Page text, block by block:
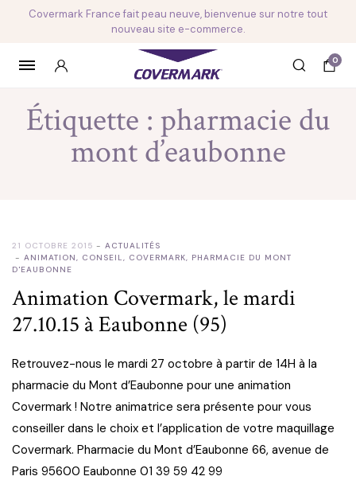
Covermark France fait peau neuve, bienvenue sur notre tout
nouveau site e-commerce.
0
Étiquette : pharmacie du
mont d’eaubonne
21 OCTOBRE 2015
ACTUALITÉS
ANIMATION, CONSEIL, COVERMARK, PHARMACIE DU MONT
D'EAUBONNE
Animation Covermark, le mardi
27.10.15 à Eaubonne (95)
Retrouvez-nous le mardi 27 octobre à partir de 14H à la
pharmacie du Mont d’Eaubonne pour une animation
Covermark ! Notre animatrice sera présente pour vous
conseiller dans le choix et l’application de votre maquillage
Covermark. Pharmacie du Mont d’Eaubonne 66, avenue de
Paris 95600 Eaubonne 01 39 59 42 99